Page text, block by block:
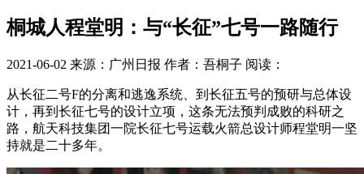
桐城人程堂明：与“长征”七号一路随行
2021-06-02 来源：广州日报 作者：吾桐子 阅读：
从长征二号F的分离和逃逸系统、到长征五号的预研与总体设
计，再到长征七号的设计立项，这条无法预判成败的科研之
路，航天科技集团一院长征七号运载火箭总设计师程堂明一坚
持就是二十多年。